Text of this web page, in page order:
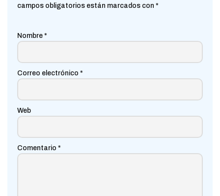
campos obligatorios están marcados con *
Nombre *
Correo electrónico *
Web
Comentario *